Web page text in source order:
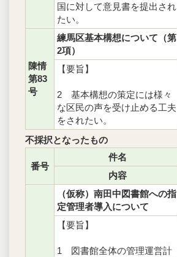
国に対して意見書を提出され
たい。
陳情
第83
号
練馬区基本構想について（第
2項）
【要旨】
2 基本構想の策定には様々
な区民の声を受け止める工夫
をされたい。
不採択となったもの
番号
件名
内容
（仮称）南田中図書館への指
定管理者導入について
【要旨】
1 図書館全体の管理運営計